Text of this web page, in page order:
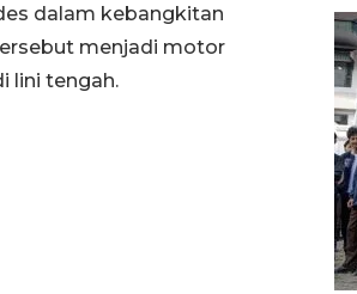
dalam kebangkitan
menjadi motor
lini tengah.